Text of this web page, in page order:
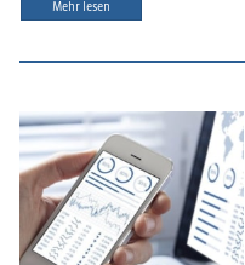
Mehr lesen